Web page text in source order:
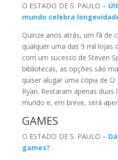
O ESTADO DE S. PAULO –
mundo celebra
Quinze anos atrás, um fã de
qualquer uma das 9 mil lojas
com um sucesso de Steven
bibliotecas, as opções são
quiser alugar uma cópia de O
Ryan. Restaram apenas
mundo e, em breve, será
GAMES
O ESTADO DE S. PAULO –
games?